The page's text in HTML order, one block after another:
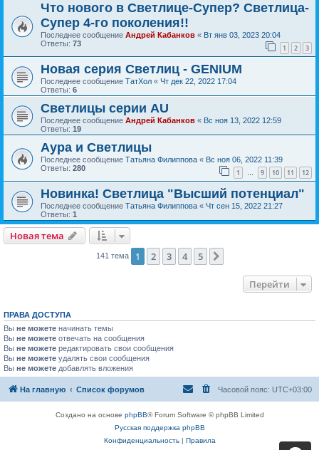
Что нового в Светлице-Супер? Светлица-
Супер 4-го поколения!!
Последнее сообщение Андрей Кабанков « Вт янв 03, 2023 20:04
Ответы: 73 1 2 3
Новая серия Светлиц - GENIUM
Последнее сообщение ТатХол « Чт дек 22, 2022 17:04
Ответы: 6
Светлицы серии AU
Последнее сообщение Андрей Кабанков « Вс ноя 13, 2022 12:59
Ответы: 19
Аура и Светлицы
Последнее сообщение Татьяна Филиппова « Вс ноя 06, 2022 11:39
Ответы: 280 1 … 9 10 11 12
Новинка! Светлица "Высший потенциал"
Последнее сообщение Татьяна Филиппова « Чт сен 15, 2022 21:27
Ответы: 1
Новая тема
141 тема 1 2 3 4 5
Перейти
ПРАВА ДОСТУПА
Вы не можете начинать темы
Вы не можете отвечать на сообщения
Вы не можете редактировать свои сообщения
Вы не можете удалять свои сообщения
Вы не можете добавлять вложения
На главную Список форумов Часовой пояс: UTC+03:00
Создано на основе phpBB® Forum Software © phpBB Limited
Русская поддержка phpBB
Конфиденциальность| Правила